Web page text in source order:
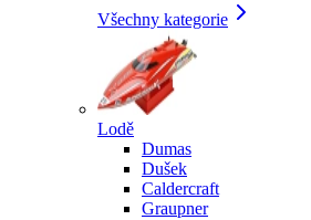
Všechny kategorie
Lodě
Dumas
Dušek
Caldercraft
Graupner